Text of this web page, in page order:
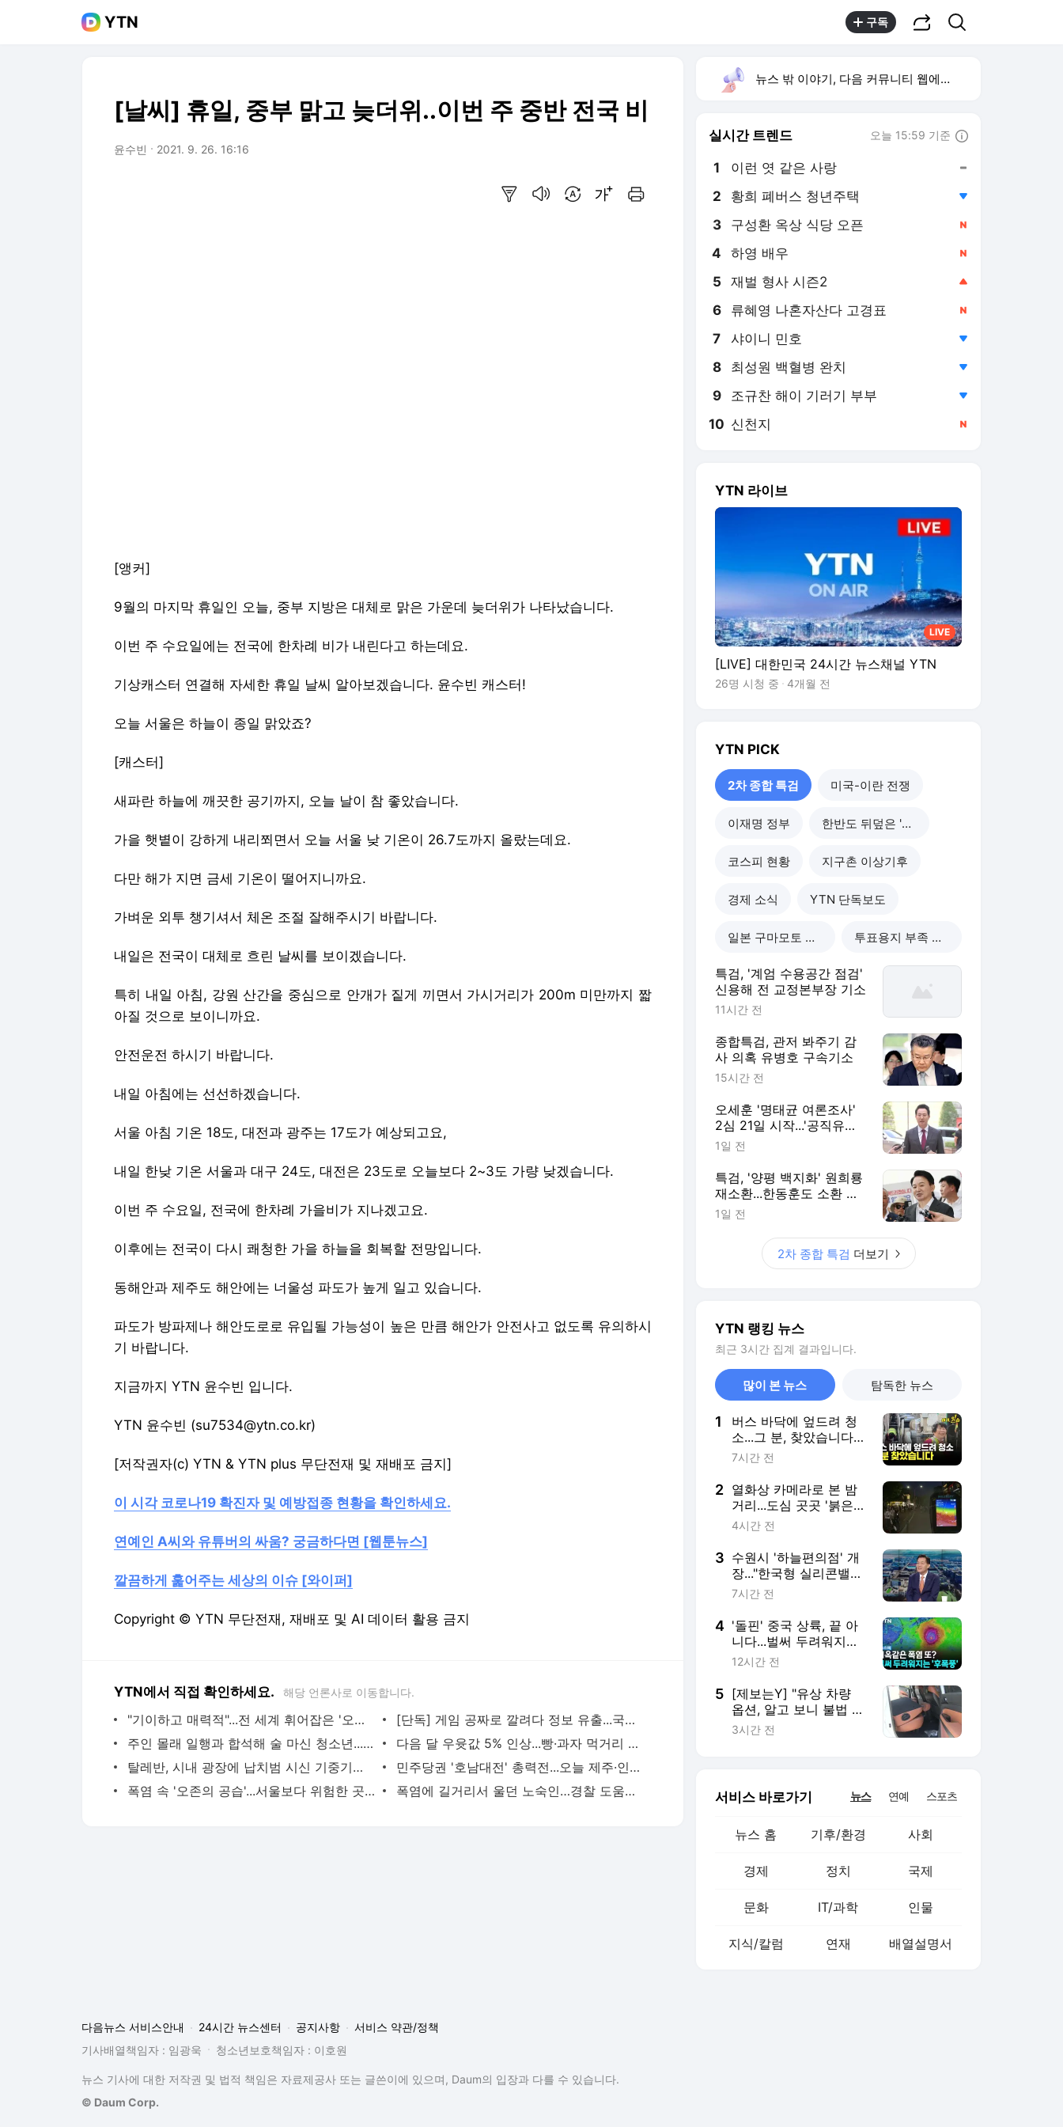
YTN 구독
[날씨] 휴일, 중부 맑고 늦더위..이번 주 중반 전국 비
윤수빈 2021. 9. 26. 16:16
[앵커]
9월의 마지막 휴일인 오늘, 중부 지방은 대체로 맑은 가운데 늦더위가 나타났습니다.
이번 주 수요일에는 전국에 한차례 비가 내린다고 하는데요.
기상캐스터 연결해 자세한 휴일 날씨 알아보겠습니다. 윤수빈 캐스터!
오늘 서울은 하늘이 종일 맑았죠?
[캐스터]
새파란 하늘에 깨끗한 공기까지, 오늘 날이 참 좋았습니다.
가을 햇볕이 강하게 내리쬐면서 오늘 서울 낮 기온이 26.7도까지 올랐는데요.
다만 해가 지면 금세 기온이 떨어지니까요.
가벼운 외투 챙기셔서 체온 조절 잘해주시기 바랍니다.
내일은 전국이 대체로 흐린 날씨를 보이겠습니다.
특히 내일 아침, 강원 산간을 중심으로 안개가 짙게 끼면서 가시거리가 200m 미만까지 짧
아질 것으로 보이니까요.
안전운전 하시기 바랍니다.
내일 아침에는 선선하겠습니다.
서울 아침 기온 18도, 대전과 광주는 17도가 예상되고요,
내일 한낮 기온 서울과 대구 24도, 대전은 23도로 오늘보다 2~3도 가량 낮겠습니다.
이번 주 수요일, 전국에 한차례 가을비가 지나겠고요.
이후에는 전국이 다시 쾌청한 가을 하늘을 회복할 전망입니다.
동해안과 제주도 해안에는 너울성 파도가 높게 일고 있습니다.
파도가 방파제나 해안도로로 유입될 가능성이 높은 만큼 해안가 안전사고 없도록 유의하시
기 바랍니다.
지금까지 YTN 윤수빈 입니다.
YTN 윤수빈 (su7534@ytn.co.kr)
[저작권자(c) YTN & YTN plus 무단전재 및 재배포 금지]
이 시각 코로나19 확진자 및 예방접종 현황을 확인하세요.
연예인 A씨와 유튜버의 싸움? 궁금하다면 [웹툰뉴스]
깔끔하게 훑어주는 세상의 이슈 [와이퍼]
Copyright © YTN 무단전재, 재배포 및 AI 데이터 활용 금지
YTN에서 직접 확인하세요. 해당 언론사로 이동합니다.
"기이하고 매력적"...전 세계 휘어잡은 '오징어 게임'
[단독] 게임 공짜로 깔려다 정보 유출...국정원, 태스크포스로 감시 나선다
주인 몰래 일행과 합석해 술 마신 청소년...업주 벌금 200만 원
다음 달 우윳값 5% 인상...빵·과자 먹거리 줄인상 예고
탈레반, 시내 광장에 납치범 시신 기중기에 달아 내걸어
민주당권 '호남대전' 총력전...오늘 제주·인천 발표
폭염 속 '오존의 공습'...서울보다 위험한 곳 따로 있다
폭염에 길거리서 울던 노숙인…경찰 도움으로 30년 만에 가족 찾아
뉴스 밖 이야기, 다음 커뮤니티 웹에서 보기
실시간 트렌드 오늘 15:59 기준
1 이런 엿 같은 사랑
2 황희 폐버스 청년주택
3 구성환 옥상 식당 오픈
4 하영 배우
5 재벌 형사 시즌2
6 류혜영 나혼자산다 고경표
7 샤이니 민호
8 최성원 백혈병 완치
9 조규찬 해이 기러기 부부
10 신천지
YTN 라이브
LIVE
[LIVE] 대한민국 24시간 뉴스채널 YTN
26명 시청 중 4개월 전
YTN PICK
2차 종합 특검 미국-이란 전쟁
이재명 정부 한반도 뒤덮은 '폭염'
코스피 현황 지구촌 이상기후
경제 소식 YTN 단독보도
일본 구마모토 강진 투표용지 부족 사태
특검, '계엄 수용공간 점검'
신용해 전 교정본부장 기소
11시간 전
종합특검, 관저 봐주기 감
사 의혹 유병호 구속기소
15시간 전
오세훈 '명태균 여론조사'
2심 21일 시작...'공직유지'
관건
1일 전
특검, '양평 백지화' 원희룡
재소환...한동훈도 소환 통
보
1일 전
2차 종합 특검 더보기
YTN 랭킹 뉴스
최근 3시간 집계 결과입니다.
많이 본 뉴스 탐독한 뉴스
1
버스 바닥에 엎드려 청
소...그 분, 찾았습니다
[여기,잇슈]
7시간 전
2 열화상 카메라로 본 밤
거리...도심 곳곳 '붉은
색'
4시간 전
3 수원시 '하늘편의점' 개
장..."한국형 실리콘밸리
도약"
7시간 전
4 '돌핀' 중국 상륙, 끝 아
니다...벌써 두려워지는
시나리오 [Y녹취록]
12시간 전
5 [제보는Y] "유상 차량
옵션, 알고 보니 불법 개
조"
3시간 전
서비스 바로가기 뉴스 연예 스포츠
뉴스 홈 기후/환경 사회
경제 정치 국제
문화 IT/과학 인물
지식/칼럼 연재 배열설명서
다음뉴스 서비스안내 24시간 뉴스센터 공지사항
서비스 약관/정책
기사배열책임자 : 임광욱
청소년보호책임자 : 이호원
뉴스 기사에 대한 저작권 및 법적 책임은 자료제공사 또는 글쓴이에 있으며, Daum의 입장과 다를 수 있습니다.
© Daum Corp.